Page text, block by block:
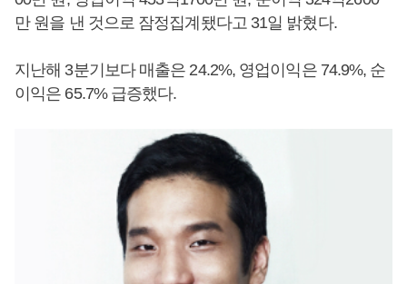
만 원을 낸 것으로 잠정집계됐다고 31일 밝혔다.
지난해 3분기보다 매출은 24.2%, 영업이익은 74.9%, 순
이익은 65.7% 급증했다.